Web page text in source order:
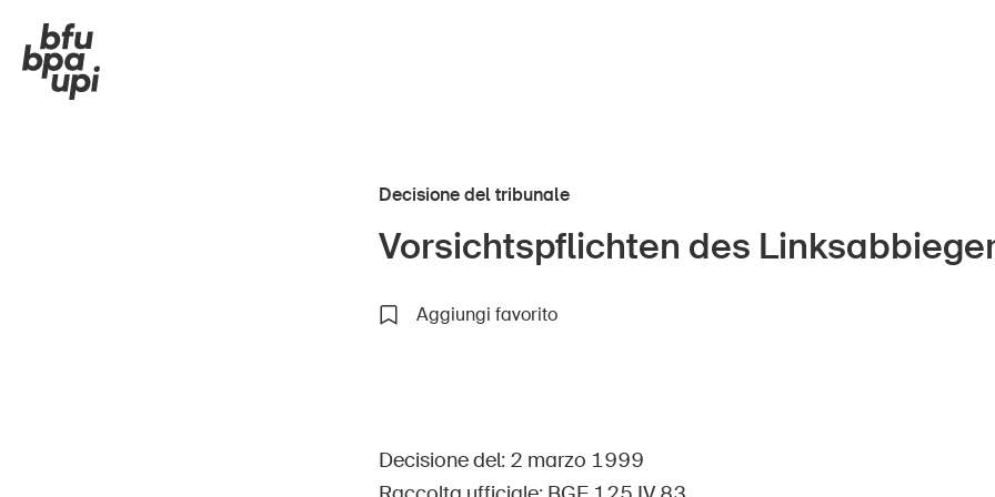
Bambini
Anziani
Decisione del tribunale
Vorsichtspflichten des
Aggiungi favorito
Decisione del: 2 marzo 1999